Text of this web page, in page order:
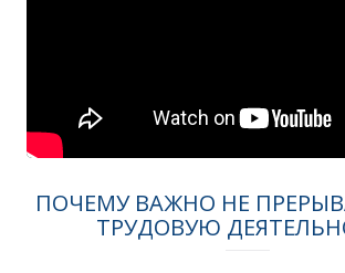
ПОЧЕМУ ВАЖНО НЕ
ТРУДОВУЮ